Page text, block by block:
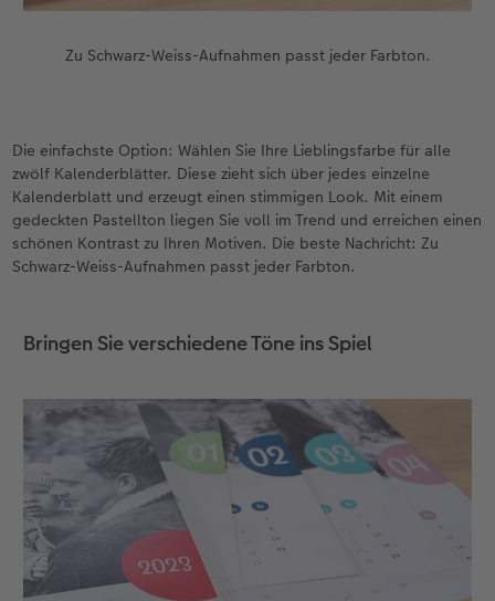
CEWE FOTOBUCH per PDF
Zubehör
Neuheiten
Zu Schwarz-Weiss-Aufnahmen passt jeder Farbton.
Die einfachste Option: Wählen Sie Ihre Lieblingsfarbe für alle
zwölf Kalenderblätter. Diese zieht sich über jedes einzelne
Kalenderblatt und erzeugt einen stimmigen Look. Mit einem
gedeckten Pastellton liegen Sie voll im Trend und erreichen einen
schönen Kontrast zu Ihren Motiven. Die beste Nachricht: Zu
Schwarz-Weiss-Aufnahmen passt jeder Farbton.
Bringen Sie verschiedene Töne ins Spiel